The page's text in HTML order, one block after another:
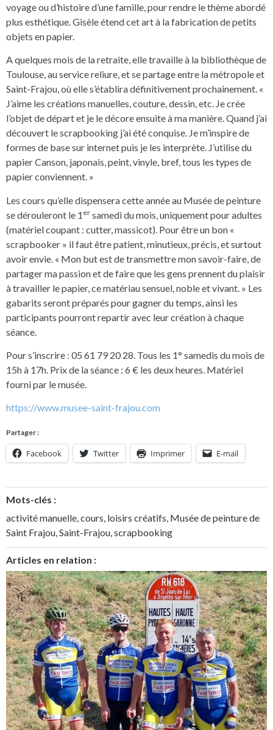
voyage ou d’histoire d’une famille, pour rendre le thème abordé
plus esthétique. Gisèle étend cet art à la fabrication de petits
objets en papier.
A quelques mois de la retraite, elle travaille à la bibliothèque de
Toulouse, au service reliure, et se partage entre la métropole et
Saint-Frajou, où elle s’établira définitivement prochainement. «
J’aime les créations manuelles, couture, dessin, etc. Je crée
l’objet de départ et je le décore ensuite à ma manière. Quand j’ai
découvert le scrapbooking j’ai été conquise. Je m’inspire de
formes de base sur internet puis je les interprète. J’utilise du
papier Canson, japonais, peint, vinyle, bref, tous les types de
papier conviennent. »
Les cours qu’elle dispensera cette année au Musée de peinture
se dérouleront le 1 er samedi du mois, uniquement pour adultes
(matériel coupant : cutter, massicot). Pour être un bon «
scrapbooker » il faut être patient, minutieux, précis, et surtout
avoir envie. « Mon but est de transmettre mon savoir-faire, de
partager ma passion et de faire que les gens prennent du plaisir
à travailler le papier, ce matériau sensuel, noble et vivant. » Les
gabarits seront préparés pour gagner du temps, ainsi les
participants pourront repartir avec leur création à chaque
séance.
Pour s’inscrire : 05 61 79 20 28. Tous les 1° samedis du mois de
15h à 17h. Prix de la séance : 6 € les deux heures. Matériel
fourni par le musée.
https://www.musee-saint-frajou.com
Partager :
Facebook Twitter Imprimer E-mail
Mots-clés :
activité manuelle cours loisirs créatifs Musée de peinture de
Saint Frajou Saint-Frajou scrapbooking
Articles en relation :